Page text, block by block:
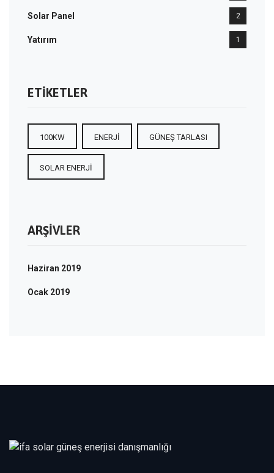
Solar Panel 2
Yatırım 1
ETIKETLER
100KW ENERJI GÜNEŞ TARLASI
SOLAR ENERJI
ARŞIVLER
Haziran 2019
Ocak 2019